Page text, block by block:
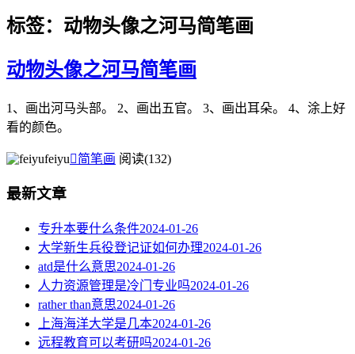
标签：动物头像之河马简笔画
动物头像之河马简笔画
1、画出河马头部。 2、画出五官。 3、画出耳朵。 4、涂上好
看的颜色。
feiyu简笔画 阅读(132)
最新文章
专升本要什么条件2024-01-26
大学新生兵役登记证如何办理2024-01-26
atd是什么意思2024-01-26
人力资源管理是冷门专业吗2024-01-26
rather than意思2024-01-26
上海海洋大学是几本2024-01-26
远程教育可以考研吗2024-01-26